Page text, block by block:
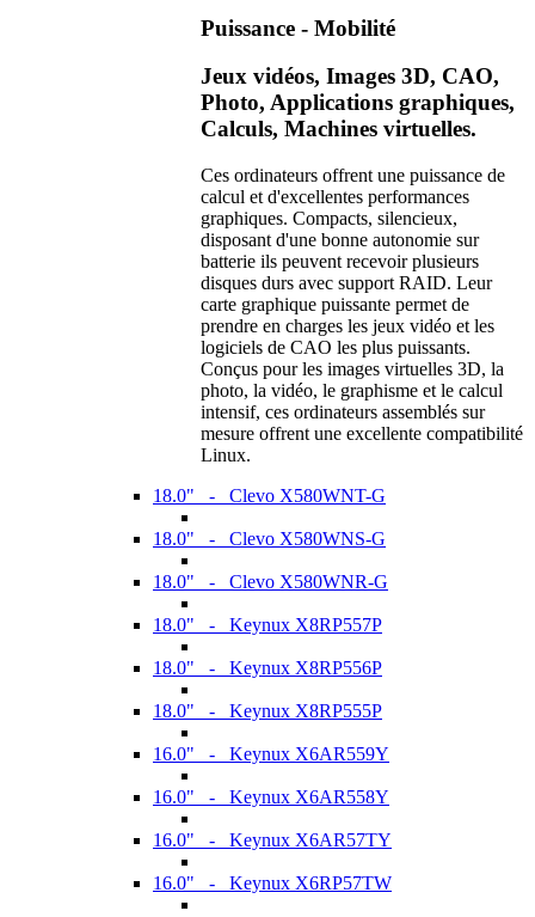
Puissance - Mobilité
Jeux vidéos, Images 3D, CAO,
Photo, Applications graphiques,
Calculs, Machines virtuelles.
Ces ordinateurs offrent une puissance de
calcul et d'excellentes performances
graphiques. Compacts, silencieux,
disposant d'une bonne autonomie sur
batterie ils peuvent recevoir plusieurs
disques durs avec support RAID. Leur
carte graphique puissante permet de
prendre en charges les jeux vidéo et les
logiciels de CAO les plus puissants.
Conçus pour les images virtuelles 3D, la
photo, la vidéo, le graphisme et le calcul
intensif, ces ordinateurs assemblés sur
mesure offrent une excellente compatibilité
Linux.
18.0" - Clevo X580WNT-G
18.0" - Clevo X580WNS-G
18.0" - Clevo X580WNR-G
18.0" - Keynux X8RP557P
18.0" - Keynux X8RP556P
18.0" - Keynux X8RP555P
16.0" - Keynux X6AR559Y
16.0" - Keynux X6AR558Y
16.0" - Keynux X6AR57TY
16.0" - Keynux X6RP57TW